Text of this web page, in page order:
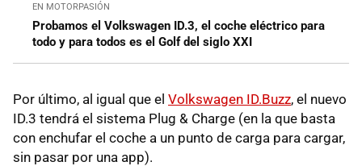
EN MOTORPASIÓN
Probamos el Volkswagen ID.3, el coche eléctrico para
todo y para todos es el Golf del siglo XXI
Por último, al igual que el Volkswagen ID.Buzz, el nuevo
ID.3 tendrá el sistema Plug & Charge (en la que basta
con enchufar el coche a un punto de carga para cargar,
sin pasar por una app).